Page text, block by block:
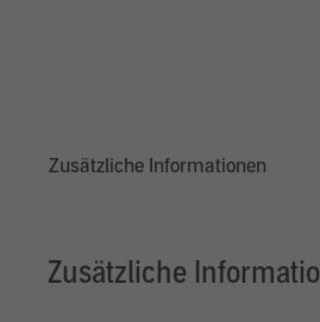
Zusätzliche Informationen
Zusätzliche